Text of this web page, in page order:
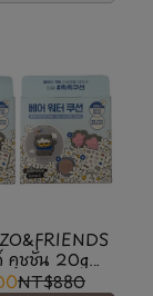
คุชชั่น 20g
#04)
NT$880